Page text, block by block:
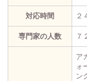
対応時間 ２
専門家の人数 ７
ア
ォ
ン